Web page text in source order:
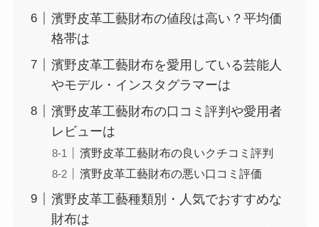
濱野皮革工藝財布の値段は高い？平均価
格帯は
濱野皮革工藝財布を愛用している芸能人
やモデル・インスタグラマーは
濱野皮革工藝財布の口コミ評判や愛用者
レビューは
濱野皮革工藝財布の良いクチコミ評判
濱野皮革工藝財布の悪い口コミ評価
濱野皮革工藝種類別・人気でおすすめな
財布は